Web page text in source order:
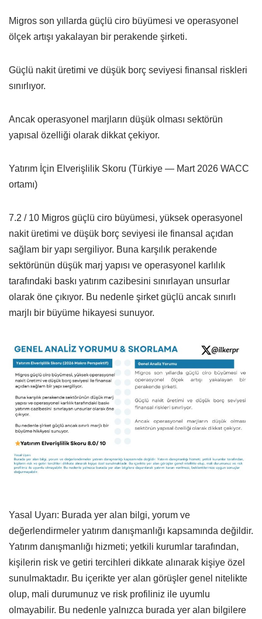
Migros son yıllarda güçlü ciro büyümesi ve operasyonel
ölçek artışı yakalayan bir perakende şirketi.
Güçlü nakit üretimi ve düşük borç seviyesi finansal riskleri
sınırlıyor.
Ancak operasyonel marjların düşük olması sektörün
yapısal özelliği olarak dikkat çekiyor.
Yatırım İçin Elverişlilik Skoru (Türkiye — Mart 2026 WACC
ortamı)
7.2 / 10 Migros güçlü ciro büyümesi, yüksek operasyonel
nakit üretimi ve düşük borç seviyesi ile finansal açıdan
sağlam bir yapı sergiliyor. Buna karşılık perakende
sektörünün düşük marj yapısı ve operasyonel karlılık
tarafındaki baskı yatırım cazibesini sınırlayan unsurlar
olarak öne çıkıyor. Bu nedenle şirket güçlü ancak sınırlı
marjlı bir büyüme hikayesi sunuyor.
Yasal Uyarı: Burada yer alan bilgi, yorum ve
değerlendirmeler yatırım danışmanlığı kapsamında değildir.
Yatırım danışmanlığı hizmeti; yetkili kurumlar tarafından,
kişilerin risk ve getiri tercihleri dikkate alınarak kişiye özel
sunulmaktadır. Bu içerikte yer alan görüşler genel nitelikte
olup, mali durumunuz ve risk profiliniz ile uyumlu
olmayabilir. Bu nedenle yalnızca burada yer alan bilgilere